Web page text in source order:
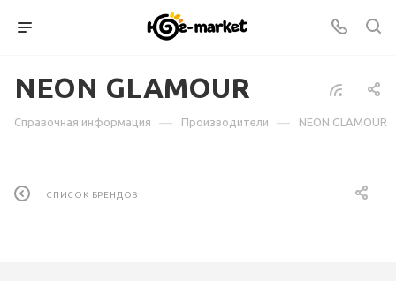
NEON GLAMOUR
Справочная информация — Производители — NEON GLAMOUR
СПИСОК БРЕНДОВ